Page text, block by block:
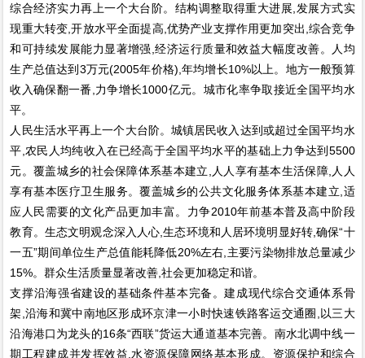
综合经济实力再上一个大台阶。结构调整取得重大进展,发展方式实
现重大转变,开放水平全面提高,优势产业支撑作用更加突出,综合竞争
和可持续发展能力显著增强,经济运行质量和效益大幅度改善。人均
生产总值达到3万元(2005年价格),年均增长10%以上。地方一般预算
收入确保翻一番,力争增长1000亿元。城市化率争取接近全国平均水
平。
人民生活水平再上一个大台阶。城镇居民收入达到或超过全国平均水
平,农民人均纯收入在已经高于全国平均水平的基础上力争达到5500
元。覆盖城乡的社会保障体系基本建立,人人享有基本生活保障,人人
享有基本医疗卫生服务。覆盖城乡的公共文化服务体系基本建立,适
应人民需要的文化产品更加丰富。力争2010年前基本普及高中阶段
教育。生态文明观念深入人心,生态环境和人居环境明显好转,确保“十
一五”期间单位生产总值能耗降低20%左右,主要污染物排放总量减少
15%。群众生活质量显著改善,社会更加稳定和谐。
支撑沿海强省建设的基础条件基本完备。建成现代综合交通体系骨
架,沿海和冀中南地区形成环京津一小时快速铁路客运交通圈,以三大
沿海港口为龙头的16条“西联”货运大通道基本完善。南水北调中线一
期工程建成并发挥效益,水资源保障网络基本形成。资源保护和综合